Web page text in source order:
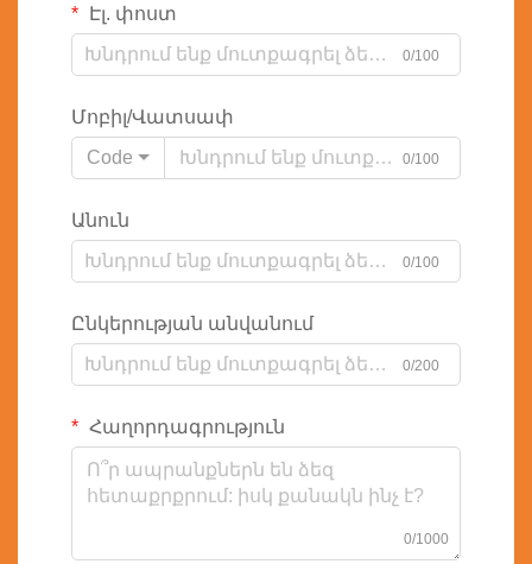
Էլ. փոստ
0/100
Մոբիլ/Վատսափ
Code
0/100
Անուն
0/100
Ընկերության անվանում
0/200
Հաղորդագրություն
0/1000